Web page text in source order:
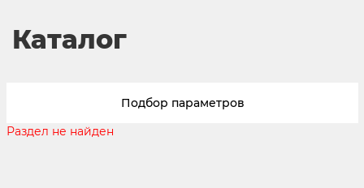
Каталог
Подбор параметров
Раздел не найден